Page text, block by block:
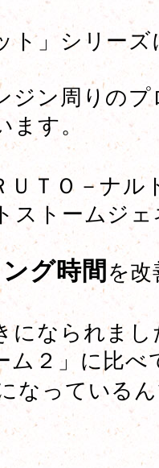
ト」シリーズ
ジン周りの
ます。
ＵＴＯ－ナル
ストームジ
グ時間 を
になられまし
ム２」に比べ
なっている